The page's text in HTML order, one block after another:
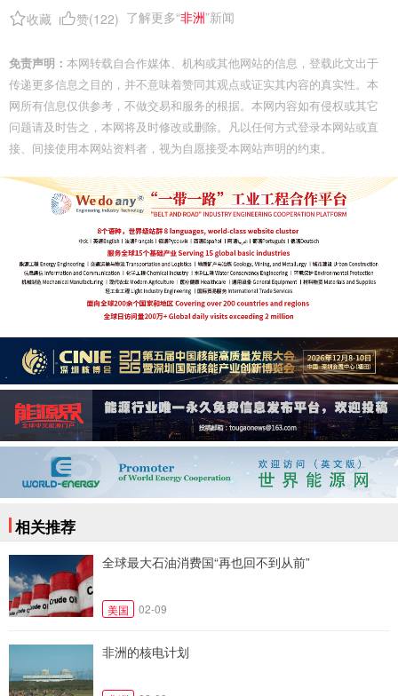
收藏 赞(122) 了解更多“非洲”新闻
免责声明： 本网转载自合作媒体、机构或其他网站的信息，登载此文出于
传递更多信息之目的，并不意味着赞同其观点或证实其内容的真实性。本
网所有信息仅供参考，不做交易和服务的根据。本网内容如有侵权或其它
问题请及时告之，本网将及时修改或删除。凡以任何方式登录本网站或直
接、间接使用本网站资料者，视为自愿接受本网站声明的约束。
相关推荐
全球最大石油消费国“再也回不到从前”
美国 02-09
非洲的核电计划